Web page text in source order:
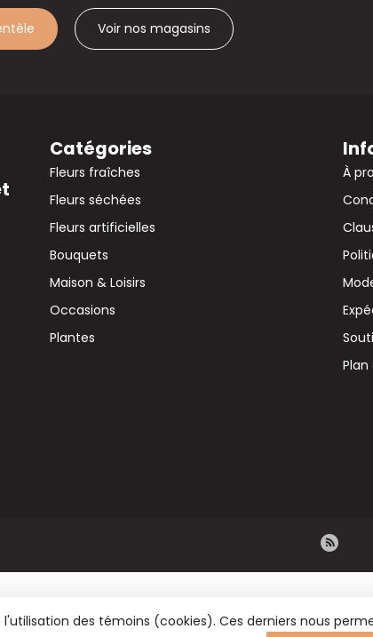
Voir nos magasins
Catégories
Fleurs fraîches
Fleurs séchées
Fleurs artificielles
Bouquets
Maison & Loisirs
Occasions
Plantes
À
des témoins (cookies). Ces derniers nous